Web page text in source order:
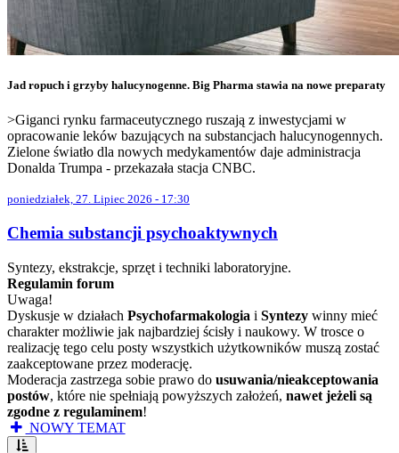
Jad ropuch i grzyby halucynogenne. Big Pharma stawia na nowe preparaty
>Giganci rynku farmaceutycznego ruszają z inwestycjami w
opracowanie leków bazujących na substancjach halucynogennych.
Zielone światło dla nowych medykamentów daje administracja
Donalda Trumpa - przekazała stacja CNBC.
poniedziałek, 27. Lipiec 2026 - 17:30
Chemia substancji psychoaktywnych
Syntezy, ekstrakcje, sprzęt i techniki laboratoryjne.
Regulamin forum
Uwaga!
Dyskusje w działach Psychofarmakologia i Syntezy winny mieć
charakter możliwie jak najbardziej ścisły i naukowy. W trosce o
realizację tego celu posty wszystkich użytkowników muszą zostać
zaakceptowane przez moderację.
Moderacja zastrzega sobie prawo do usuwania/nieakceptowania
postów, które nie spełniają powyższych założeń, nawet jeżeli są
zgodne z regulaminem!
NOWY TEMAT